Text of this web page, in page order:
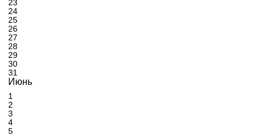
23
24
25
26
27
28
29
30
31
Июнь
1
2
3
4
5